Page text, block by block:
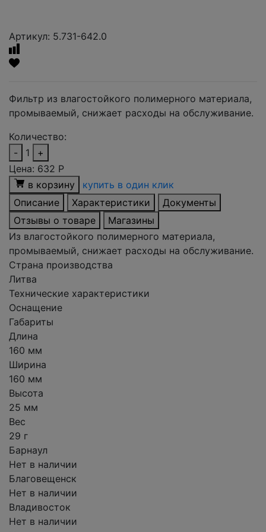
Артикул: 5.731-642.0
Фильтр из влагостойкого полимерного материала,
промываемый, снижает расходы на обслуживание.
Количество:
-
1
+
Цена: 632 Р
в корзину
купить в один клик
Описание
Характеристики
Документы
Отзывы о товаре
Магазины
Из влагостойкого полимерного материала,
промываемый, снижает расходы на обслуживание.
Страна производства
Литва
Технические характеристики
Оснащение
Габариты
Длина
160 мм
Ширина
160 мм
Высота
25 мм
Вес
29 г
Барнаул
Нет в наличии
Благовещенск
Нет в наличии
Владивосток
Нет в наличии